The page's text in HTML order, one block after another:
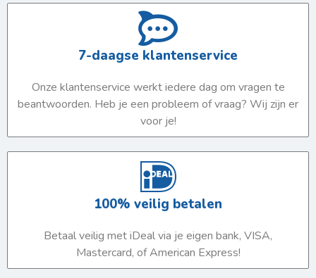
7-daagse klantenservice
Onze klantenservice werkt iedere dag om vragen te
beantwoorden. Heb je een probleem of vraag? Wij zijn er
voor je!
100% veilig betalen
Betaal veilig met iDeal via je eigen bank, VISA,
Mastercard, of American Express!